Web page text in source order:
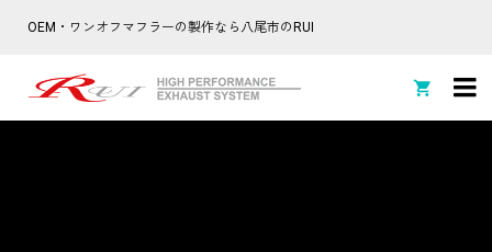
OEM・ワンオフマフラーの製作なら八尾市のRUI
